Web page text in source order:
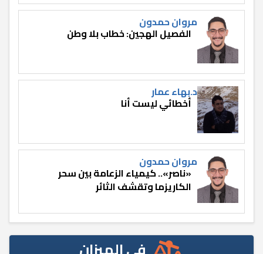
مروان حمدون
الفصيل الهجين: خطاب بلا وطن
د.بهاء عمار
أخطائي ليست أنا
مروان حمدون
«ناصر».. كيمياء الزعامة بين سحر
الكاريزما وتقشف الثائر